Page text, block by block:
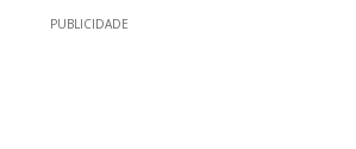
PUBLICIDADE